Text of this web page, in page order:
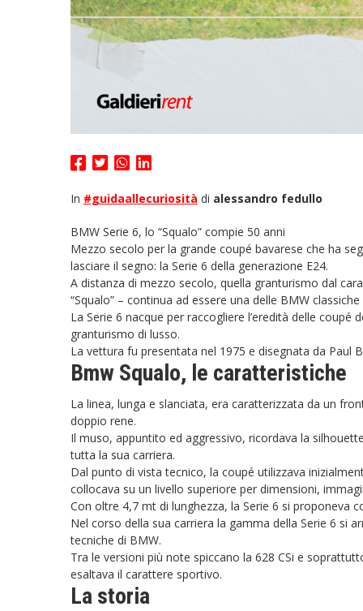
In #guidaallecuriosità di alessandro fedullo
BMW Serie 6, lo “Squalo” compie 50 anni
Mezzo secolo per la grande coupé bavarese che ha
lasciare il segno: la Serie 6 della generazione E24.
A distanza di mezzo secolo, quella granturismo dal
“Squalo” – continua ad essere una delle BMW
La Serie 6 nacque per raccogliere l’eredità delle
granturismo di lusso.
La vettura fu presentata nel 1975 e disegnata da Paul
Bmw Squalo, le caratteristiche
La linea, lunga e slanciata, era caratterizzata da un
doppio rene.
Il muso, appuntito ed aggressivo, ricordava la
tutta la sua carriera.
Dal punto di vista tecnico, la coupé utilizzava
collocava su un livello superiore per dimensioni,
Con oltre 4,7 mt di lunghezza, la Serie 6 si proponeva
Nel corso della sua carriera la gamma della Serie 6 si
tecniche di BMW.
Tra le versioni più note spiccano la 628 CSi e
esaltava il carattere sportivo.
La storia